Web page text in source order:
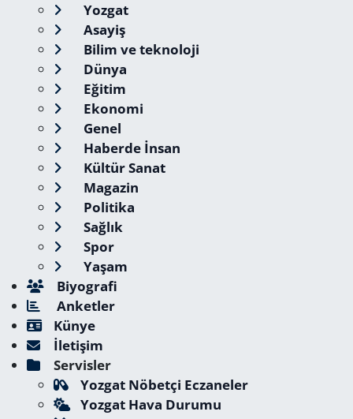
Yozgat
Asayiş
Bilim ve teknoloji
Dünya
Eğitim
Ekonomi
Genel
Haberde İnsan
Kültür Sanat
Magazin
Politika
Sağlık
Spor
Yaşam
Biyografi
Anketler
Künye
İletişim
Servisler
Yozgat Nöbetçi Eczaneler
Yozgat Hava Durumu